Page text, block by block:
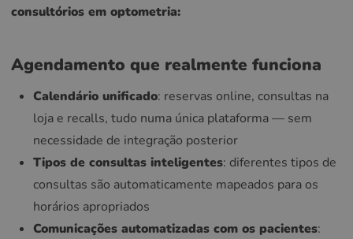
consultórios em optometria:
Agendamento que realmente funciona
Calendário unificado: reservas online, consultas na
loja e recalls, tudo numa única plataforma — sem
necessidade de integração posterior
Tipos de consultas inteligentes: diferentes tipos de
consultas são automaticamente mapeados para os
horários apropriados
Comunicações automatizadas com os pacientes: